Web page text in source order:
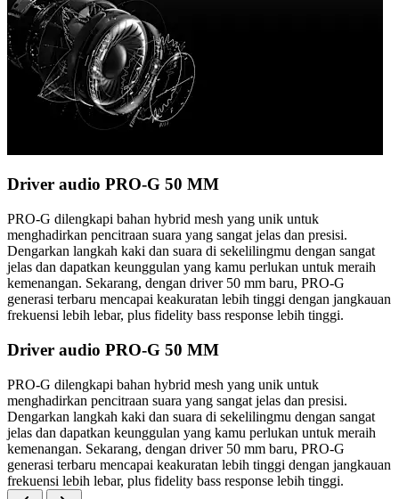
Driver audio PRO-G 50 MM
PRO-G dilengkapi bahan hybrid mesh yang unik untuk
menghadirkan pencitraan suara yang sangat jelas dan presisi.
Dengarkan langkah kaki dan suara di sekelilingmu dengan sangat
jelas dan dapatkan keunggulan yang kamu perlukan untuk meraih
kemenangan. Sekarang, dengan driver 50 mm baru, PRO-G
generasi terbaru mencapai keakuratan lebih tinggi dengan jangkauan
frekuensi lebih lebar, plus fidelity bass response lebih tinggi.
Driver audio PRO-G 50 MM
PRO-G dilengkapi bahan hybrid mesh yang unik untuk
menghadirkan pencitraan suara yang sangat jelas dan presisi.
Dengarkan langkah kaki dan suara di sekelilingmu dengan sangat
jelas dan dapatkan keunggulan yang kamu perlukan untuk meraih
kemenangan. Sekarang, dengan driver 50 mm baru, PRO-G
generasi terbaru mencapai keakuratan lebih tinggi dengan jangkauan
frekuensi lebih lebar, plus fidelity bass response lebih tinggi.